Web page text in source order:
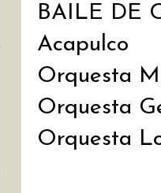
BAILE DE
Acapulco
Orquesta
Orquesta
Orquesta